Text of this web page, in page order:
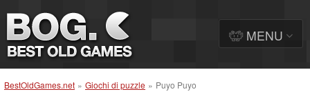
BestOldGames.net » Giochi di puzzle » Puyo Puyo
MENU